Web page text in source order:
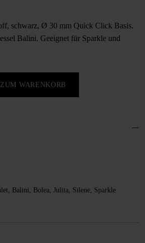
schwarz, Ø 30 mm Quick Click Basis.
Balini. Geeignet für Sparkle und
ZUM WARENKORB
Balini, Bolea, Julita, Silene, Sparkle